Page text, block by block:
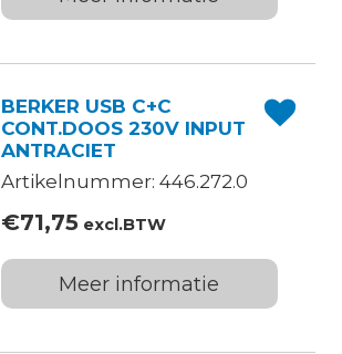
BERKER USB C+C
CONT.DOOS 230V INPUT
ANTRACIET
Artikelnummer: 446.272.0
€71,75excl.BTW
Meer informatie